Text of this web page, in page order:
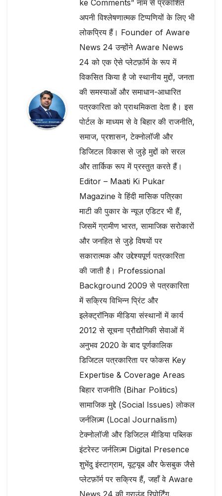
ke Comments” नाम से प्रकाशित
अपनी विश्लेषणात्मक टिप्पणियों के लिए भी
लोकप्रिय हैं। Founder of Aware
News 24 उन्होंने Aware News
24 को एक ऐसे प्लेटफ़ॉर्म के रूप में
विकसित किया है जो स्थानीय मुद्दों, जनता
की समस्याओं और समाधान-आधारित
पत्रकारिता को प्राथमिकता देता है। इस
पोर्टल के माध्यम से वे बिहार की राजनीति,
समाज, प्रशासन, टेक्नोलॉजी और
डिजिटल विकास से जुड़े मुद्दों को सरल
और तार्किक रूप में प्रस्तुत करते हैं।
Editor – Maati Ki Pukar
Magazine वे हिंदी मासिक पत्रिका
माटी की पुकार के न्यूज़ एडिटर भी हैं,
जिसमें ग्रामीण भारत, सामाजिक सरोकारों
और जनहित से जुड़े विषयों पर
सकारात्मक और उद्देश्यपूर्ण पत्रकारिता
की जाती है। Professional
Background 2009 से पत्रकारिता
में सक्रिय विभिन्न प्रिंट और
इलेक्ट्रॉनिक मीडिया संस्थानों में कार्य
2012 से सूचना प्रौद्योगिकी सेवाओं में
अनुभव 2020 के बाद पूर्णकालिक
डिजिटल पत्रकारिता पर फोकस Key
Expertise & Coverage Areas
बिहार राजनीति (Bihar Politics)
सामाजिक मुद्दे (Social Issues) लोकल
जर्नलिज़्म (Local Journalism)
टेक्नोलॉजी और डिजिटल मीडिया पब्लिक
इंटरेस्ट जर्नलिज़्म Digital Presence
शुभेंदु इंस्टाग्राम, यूट्यूब और फेसबुक जैसे
प्लेटफ़ॉर्म पर सक्रिय हैं, जहाँ वे Aware